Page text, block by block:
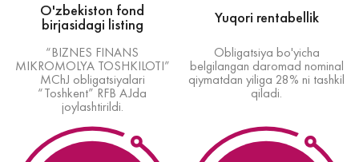
O'zbekiston fond
birjasidagi listing
“BIZNES FINANS
MIKROMOLYA TOSHKILOTI”
MChJ obligatsiyalari
“Toshkent” RFB AJda
joylashtirildi.
Yuqori rentabellik
Obligatsiya bo'yicha
belgilangan daromad nominal
qiymatdan yiliga 28% ni tashkil
qiladi.